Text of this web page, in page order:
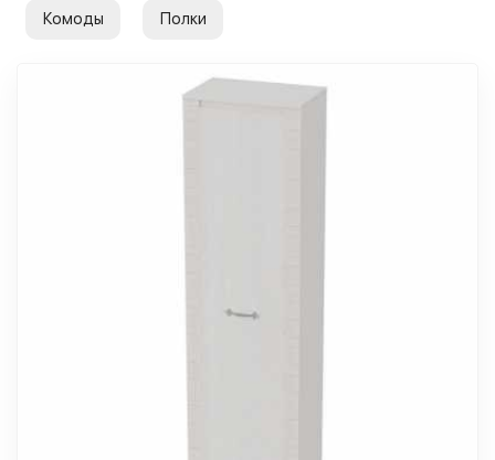
Комоды Полки